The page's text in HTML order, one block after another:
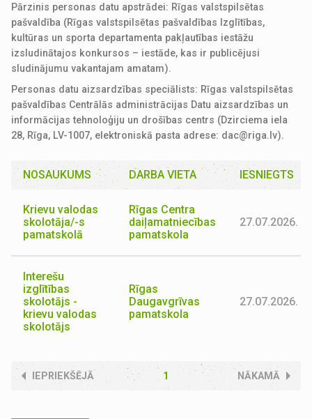
Pārzinis personas datu apstrādei: Rīgas valstspilsētas
pašvaldība (Rīgas valstspilsētas pašvaldības Izglītības,
kultūras un sporta departamenta pakļautības iestāžu
izsludinātajos konkursos – iestāde, kas ir publicējusi
sludinājumu vakantajam amatam).
Personas datu aizsardzības speciālists: Rīgas valstspilsētas
pašvaldības Centrālās administrācijas Datu aizsardzības un
informācijas tehnoloģiju un drošības centrs (Dzirciema iela
28, Rīga, LV-1007, elektroniskā pasta adrese: dac@riga.lv).
NOSAUKUMS DARBA VIETA IESNIEGTS
Krievu valodas
skolotāja/-s
pamatskolā
Rīgas Centra
daiļamatniecības
pamatskola
27.07.2026.
Interešu
izglītības
skolotājs -
krievu valodas
skolotājs
Rīgas
Daugavgrīvas
pamatskola
27.07.2026.
IEPRIEKŠĒJĀ 1 NĀKAMĀ